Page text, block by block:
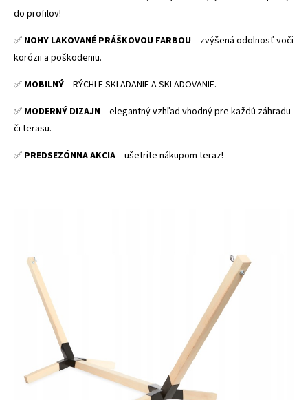
do profilov!
✅ NOHY LAKOVANÉ PRÁŠKOVOU FARBOU– zvýšená odolnosť voči
korózii a poškodeniu.
✅ MOBILNÝ– RÝCHLE SKLADANIE A SKLADOVANIE.
✅ MODERNÝ DIZAJN– elegantný vzhľad vhodný pre každú záhradu
či terasu.
✅ PREDSEZÓNNA AKCIA– ušetrite nákupom teraz!